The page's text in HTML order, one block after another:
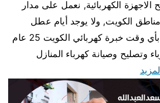
الاجهزة الكهربائية, نعمل على مدار
الكويت, ولا يوجد أيام عطل
وإجازات, اتصل بأي وقت خبرة كهربائي الكويت 25 عام
وتصليح وصيانة كهرباء المنازل